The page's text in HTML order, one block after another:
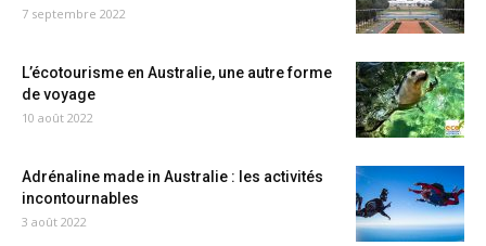
7 septembre 2022
L’écotourisme en Australie, une autre forme
de voyage
10 août 2022
Adrénaline made in Australie : les activités
incontournables
3 août 2022